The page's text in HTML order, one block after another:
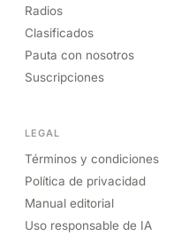
Radios
Clasificados
Pauta con nosotros
Suscripciones
LEGAL
Términos y condiciones
Política de privacidad
Manual editorial
Uso responsable de IA